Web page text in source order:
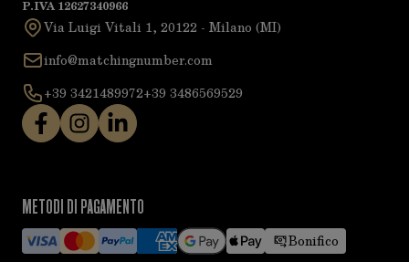
P.IVA 12627340966
Via Luigi Vitali 1, 20122 - Milano (MI)
info@matchingnumber.com
+39 3421489972+39 3486569529
METODI DI PAGAMENTO
Bonifico